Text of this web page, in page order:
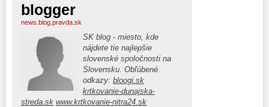
blogger
news.blog.pravda.sk
SK blog - miesto, kde
nájdete tie najlepšie
slovenské spoločnosti na
Slovensku. Obľúbené
odkazy: bloogi.sk
krtkovanie-dunajska-
streda.sk www.krtkovanie-nitra24.sk